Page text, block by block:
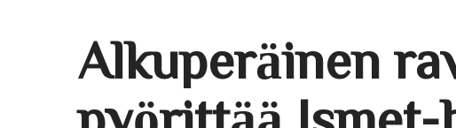
Alkuperäinen
pyörittää Ismet-